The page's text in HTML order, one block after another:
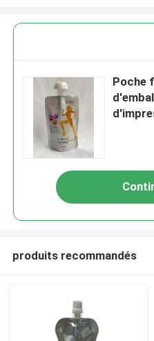
Poche
produits recommandés